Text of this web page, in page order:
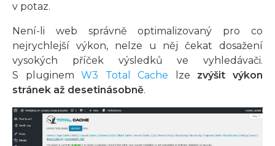
v potaz.
Není-li web správně optimalizovaný pro co
nejrychlejší výkon, nelze u něj čekat dosažení
vysokých příček výsledků ve vyhledávači.
S pluginemW3 Total Cache lze zvýšit výkon
stránek až desetinásobně.